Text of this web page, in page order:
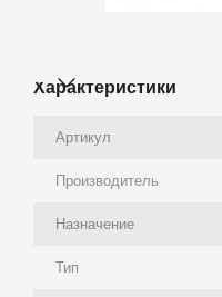
Характеристики
Артикул
Производитель
Назначение
Тип